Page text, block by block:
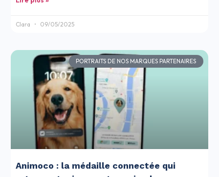
Clara 09/05/2025
PORTRAITS DE NOS MARQUES PARTENAIRES
Animoco : la médaille connectée qui